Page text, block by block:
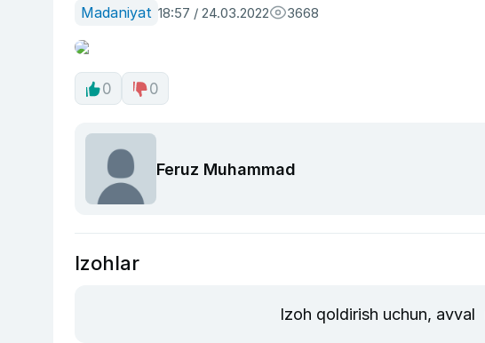
Madaniyat 18:57 / 24.03.2022 3668
0 0
Feruz Muhammad
Izohlar
Izoh qoldirish uchun, avval